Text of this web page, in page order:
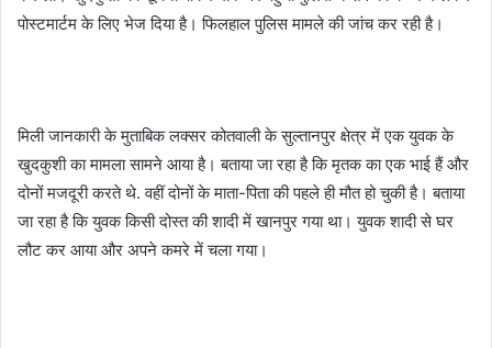
i
पोस्टमार्टम के लिए भेज दिया है। फिलहाल पुलिस मामले की जांच कर रही है।
मिली जानकारी के मुताबिक लक्सर कोतवाली के सुल्तानपुर क्षेत्र में एक युवक के
खुदकुशी का मामला सामने आया है। बताया जा रहा है कि मृतक का एक भाई हैं और
दोनों मजदूरी करते थे. वहीं दोनों के माता-पिता की पहले ही मौत हो चुकी है। बताया
जा रहा है कि युवक किसी दोस्त की शादी में खानपुर गया था। युवक शादी से घर
लौट कर आया और अपने कमरे में चला गया।